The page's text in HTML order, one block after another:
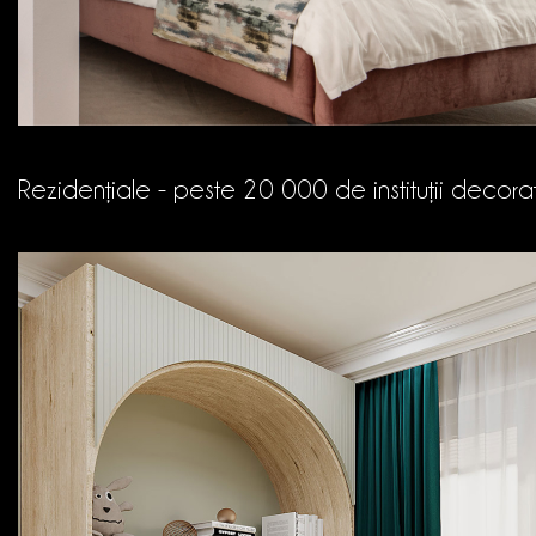
Rezidențiale - peste 20 000 de instituții